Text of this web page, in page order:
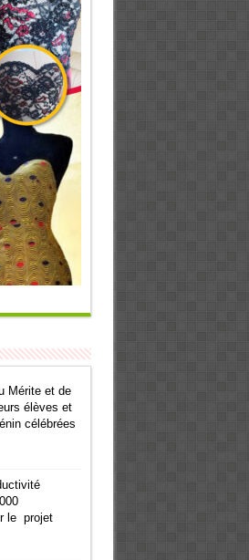
Mérite et de
élèves et
célébrées
le projet